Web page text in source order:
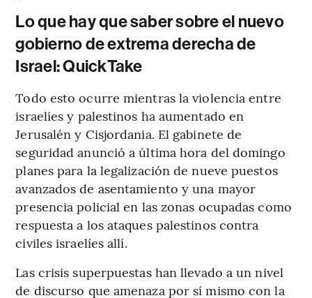
Lo que hay que saber sobre el nuevo
gobierno de extrema derecha de
Israel: QuickTake
Todo esto ocurre mientras la violencia entre
israelíes y palestinos ha aumentado en
Jerusalén y Cisjordania. El gabinete de
seguridad anunció a última hora del domingo
planes para la legalización de nueve puestos
avanzados de asentamiento y una mayor
presencia policial en las zonas ocupadas como
respuesta a los ataques palestinos contra
civiles israelíes allí.
Las crisis superpuestas han llevado a un nivel
de discurso que amenaza por sí mismo con la